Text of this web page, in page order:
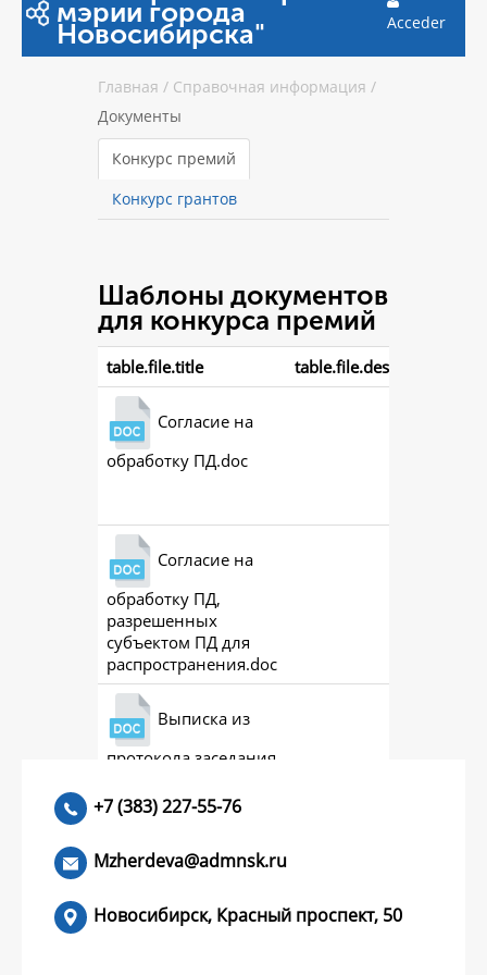
мэрии города
Новосибирска" Acceder
Главная / Справочная информация /
Документы
Конкурс премий
Конкурс грантов
Шаблоны документов
для конкурса премий
table.file.title table.file.description
Согласие на
обработку ПД.doc
Согласие на
обработку ПД,
разрешенных
субъектом ПД для
распространения.doc
Выписка из
протокола заседания
+7 (383) 227-55-76
Mzherdeva@admnsk.ru
Новосибирск, Красный проспект, 50